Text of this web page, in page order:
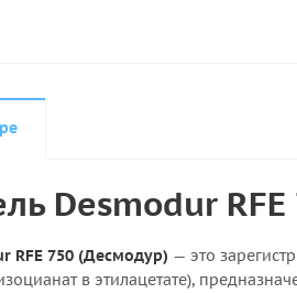
Desmodur
RFE 750 (Десмодур) — это
в этилацетате),